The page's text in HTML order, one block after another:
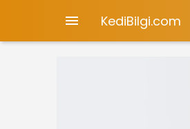
 KediBilgi.com